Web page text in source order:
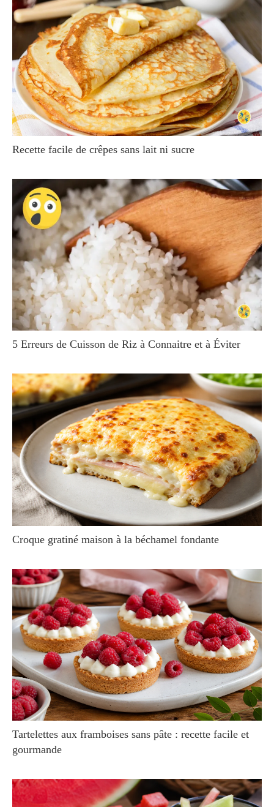
Recette facile de crêpes sans lait ni sucre
5 Erreurs de Cuisson de Riz à Connaitre et à Éviter
Croque gratiné maison à la béchamel fondante
Tartelettes aux framboises sans pâte : recette facile et
gourmande